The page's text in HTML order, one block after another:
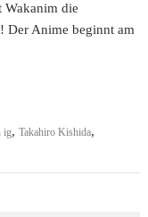
die
Der Anime beginnt am
ig,Takahiro Kishida,